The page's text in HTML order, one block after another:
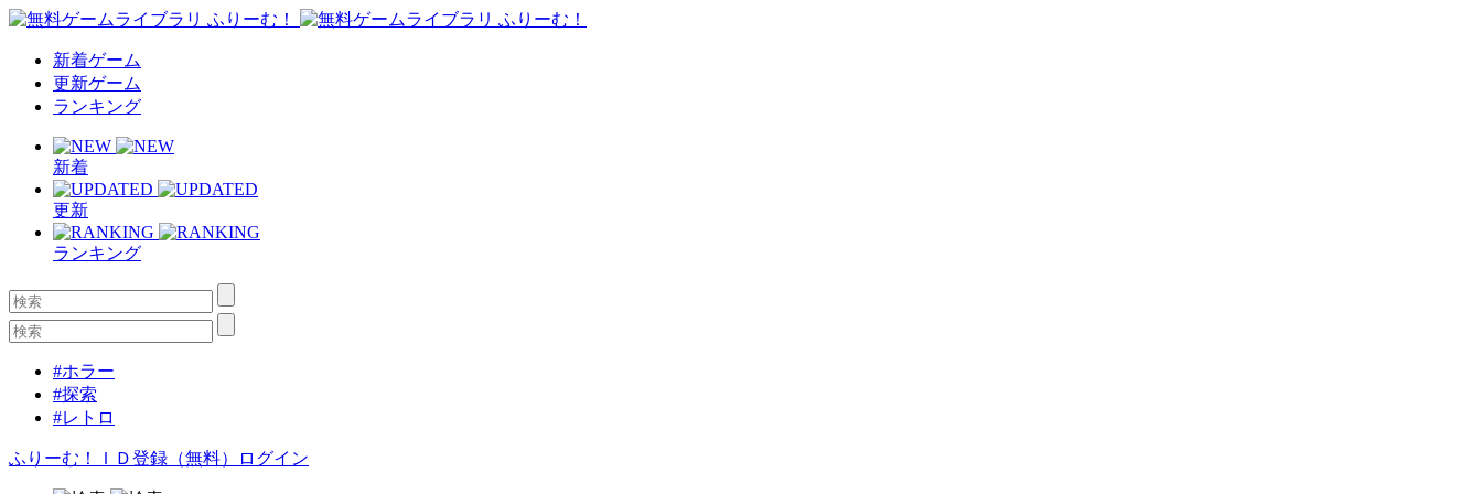
新着ゲーム
更新ゲーム
ランキング
新着
更新
ランキング
#ホラー
#探索
#レトロ
ふりーむ！ＩＤ登録（無料） ログイン